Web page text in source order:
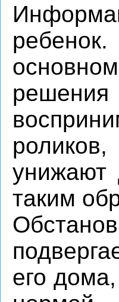
унижают
таким
его